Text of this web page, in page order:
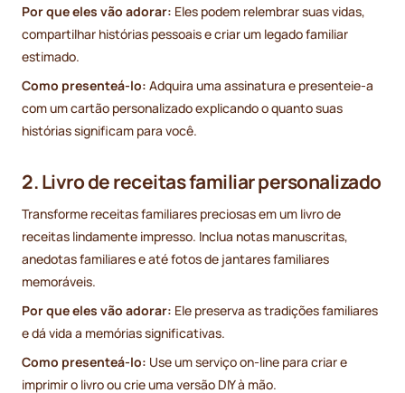
Por que eles vão adorar: Eles podem relembrar suas vidas,
compartilhar histórias pessoais e criar um legado familiar
estimado.
Como presenteá-lo: Adquira uma assinatura e presenteie-a
com um cartão personalizado explicando o quanto suas
histórias significam para você.
2. Livro de receitas familiar personalizado
Transforme receitas familiares preciosas em um livro de
receitas lindamente impresso. Inclua notas manuscritas,
anedotas familiares e até fotos de jantares familiares
memoráveis.
Por que eles vão adorar: Ele preserva as tradições familiares
e dá vida a memórias significativas.
Como presenteá-lo: Use um serviço on-line para criar e
imprimir o livro ou crie uma versão DIY à mão.